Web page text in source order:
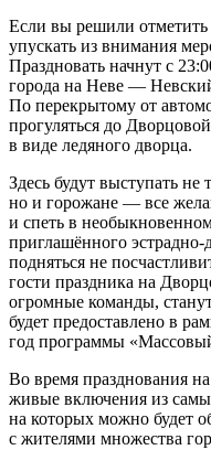
Если вы решили отметить
упускать из внимания
Праздновать начнут с
города на Неве —
По перекрытому от
прогуляться до
в виде ледяного дворца.
Здесь будут выступать
но и горожане — все
и спеть в
приглашённого эстрадно-
подняться не
гости праздника на
огромные команды,
будет предоставлено в
год программы
Во время празднования
живые включения из
на которых можно будет
с жителями множества